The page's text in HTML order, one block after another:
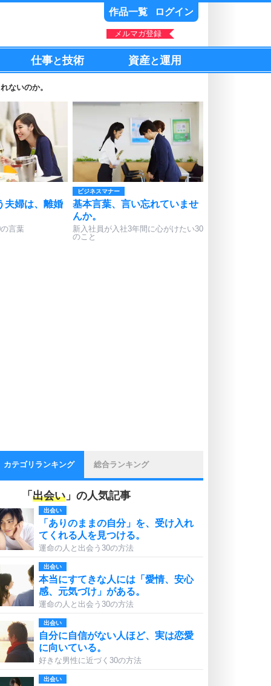
作品一覧 ログイン
メルマガ登録
仕事と技術 資産と運用
ないのか。
夫婦は、離婚
言葉
ビジネスマナー
基本言葉、言い忘れていませ
んか。
新入社員が入社3年間に心がけたい30
のこと
カテゴリランキング 総合ランキング
「 出会い 」の人気記事
出会い
「ありのままの自分」を、受け入れ
てくれる人を見つける。
運命の人と出会う30の方法
出会い
本当にすてきな人には「愛情、安心
感、元気づけ」がある。
運命の人と出会う30の方法
出会い
自分に自信がない人ほど、実は恋愛
に向いている。
好きな男性に近づく30の方法
出会い